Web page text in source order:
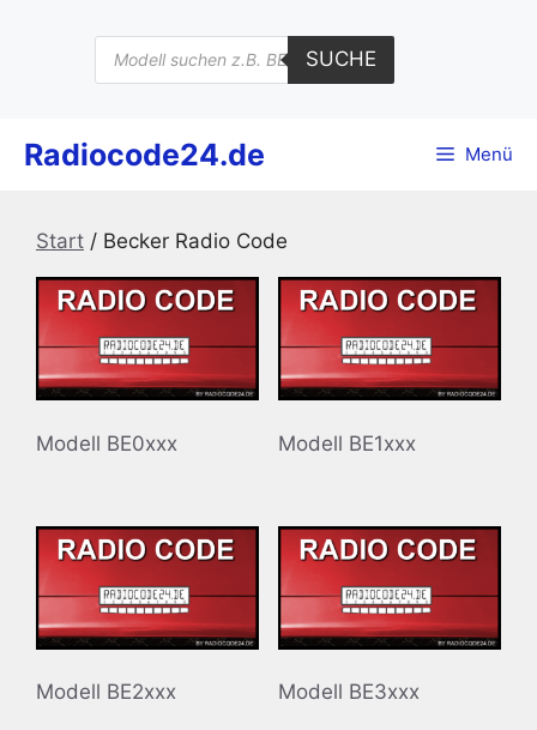
Products
search
SUCHE
Radiocode24.de Menü
Start / Becker Radio Code
Modell BE0xxx Modell BE1xxx
Modell BE2xxx Modell BE3xxx